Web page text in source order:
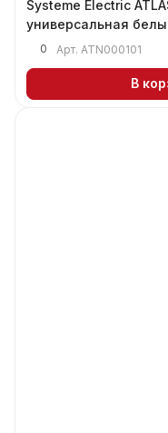
Systeme Electric
универсальная
0 Арт. ATN000101
В